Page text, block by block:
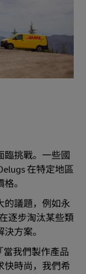
臨挑戰。一些國
在特定地區
。
的議題，例如永
逐步淘汰某些類
方案。
當我們製作產品
快時尚，我們希